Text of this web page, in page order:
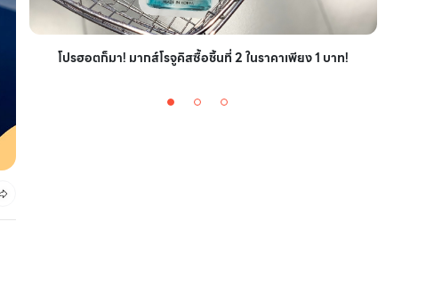
โปรฮอตก็มา! มากส์โรจูคิสซื้อชิ้นที่ 2 ในราคาเพียง 1 บาท!